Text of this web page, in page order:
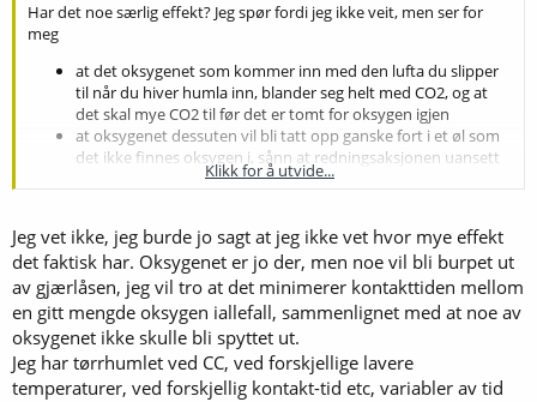
Har det noe særlig effekt? Jeg spør fordi jeg ikke veit, men ser for
meg
at det oksygenet som kommer inn med den lufta du slipper
til når du hiver humla inn, blander seg helt med CO2, og at
det skal mye CO2 til før det er tomt for oksygen igjen
at oksygenet dessuten vil bli tatt opp ganske fort i et øl som
det ikke finnes oksygen i, sånn at redningsaksjonen uansett
aller beste er å tørrhumle etter cc. Det er hva jeg har lest i det siste.
Og i alle fall helst ikke over 18 grader (men det har kanskje med hop
creep å gjøre.)
Klikk for å utvide...
Jeg vet ikke, jeg burde jo sagt at jeg ikke vet hvor mye effekt
det faktisk har. Oksygenet er jo der, men noe vil bli burpet ut
av gjærlåsen, jeg vil tro at det minimerer kontakttiden mellom
en gitt mengde oksygen iallefall, sammenlignet med at noe av
oksygenet ikke skulle bli spyttet ut.
Jeg har tørrhumlet ved CC, ved forskjellige lavere
temperaturer, ved forskjellig kontakt-tid etc, variabler av tid